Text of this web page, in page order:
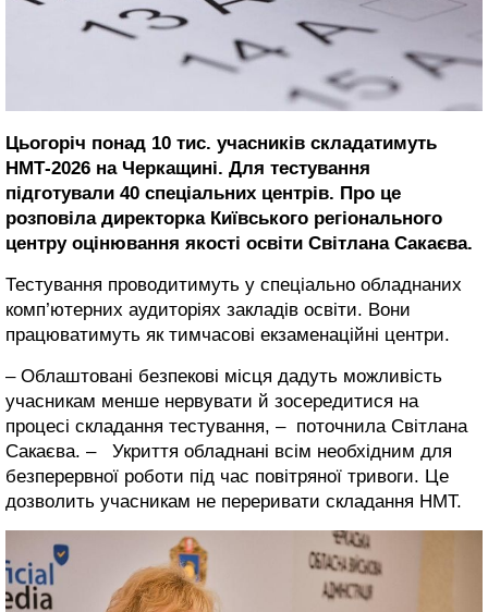
Цьогоріч понад 10 тис. учасників складатимуть
НМТ-2026 на Черкащині. Для тестування
підготували 40 спеціальних центрів. Про це
розповіла директорка Київського регіонального
центру оцінювання якості освіти Світлана Сакаєва.
Тестування проводитимуть у спеціально обладнаних
комп’ютерних аудиторіях закладів освіти. Вони
працюватимуть як тимчасові екзаменаційні центри.
– Облаштовані безпекові місця дадуть можливість
учасникам менше нервувати й зосередитися на
процесі складання тестування, – поточнила Світлана
Сакаєва. – Укриття обладнані всім необхідним для
безперервної роботи під час повітряної тривоги. Це
дозволить учасникам не переривати складання НМТ.